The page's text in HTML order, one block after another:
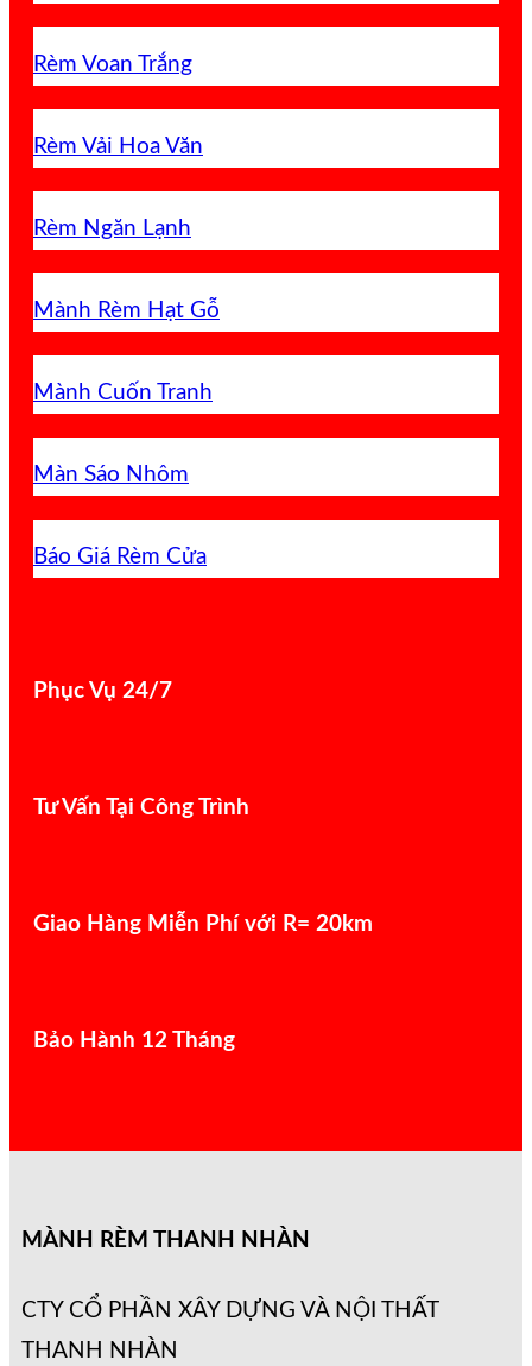
Rèm Voan Trắng
Rèm Vải Hoa Văn
Rèm Ngăn Lạnh
Mành Rèm Hạt Gỗ
Mành Cuốn Tranh
Màn Sáo Nhôm
Báo Giá Rèm Cửa
Phục Vụ 24/7
Tư Vấn Tại Công Trình
Giao Hàng Miễn Phí với R= 20km
Bảo Hành 12 Tháng
MÀNH RÈM THANH NHÀN
CTY CỔ PHẦN XÂY DỰNG VÀ NỘI THẤT
THANH NHÀN